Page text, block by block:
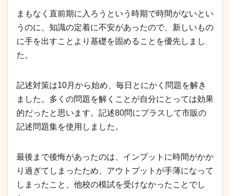
まもなく直前期に入ろうという時期で時間がないとい
うのに、知識の定着に不安があったので、新しいもの
に手を出すことより基礎を固めることを優先しまし
た。
記述対策は10月から始め、毎日とにかく問題を解き
ました。多くの問題を解くことが自分にとっては効果
的だったと思います。記述80問にプラスして市販の
記述問題集を使用しました。
最後まで後悔があったのは、インプットに時間がかか
り過ぎてしまったため、アウトプットが手薄になって
しまったこと、他校の模試を受けなかったことでし